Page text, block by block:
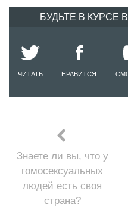
БУДЬТЕ В КУРСЕ
ЧИТАТЬ НРАВИТСЯ
Знаете ли вы, что у
гомосексуальных
людей есть своя
страна?